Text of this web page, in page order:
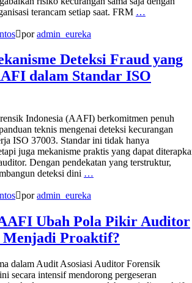
terancam setiap saat. FRM …
poradmin_eureka
Deteksi Fraud yang
dalam Standar ISO
Indonesia (AAFI) berkomitmen penuh
teknis mengenai deteksi kecurangan
ISO 37003. Standar ini tidak hanya
juga mekanisme praktis yang dapat
Dengan pendekatan yang terstruktur,
deteksi dini …
poradmin_eureka
Ubah Pola Pikir Auditor
Proaktif?
dalam Audit Asosiasi Auditor Forensik
secara intensif mendorong pergeseran